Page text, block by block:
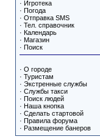
· Игротека
· Погода
· Отправка SMS
· Тел. справочник
· Календарь
· Магазин
· Поиск
· О городе
· Туристам
· Экстренные службы
· Службы такси
· Поиск людей
· Наша кнопка
· Сделать стартовой
· Правила форума
· Размещение банеров